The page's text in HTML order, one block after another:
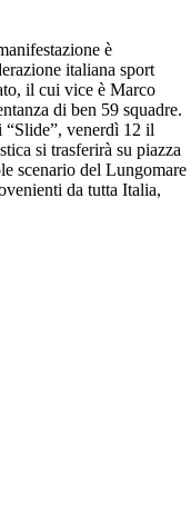
è
italiana sport
il cui vice è Marco
di ben 59 squadre.
venerdì 12 il
si trasferirà su piazza
scenario del Lungomare
da tutta Italia,